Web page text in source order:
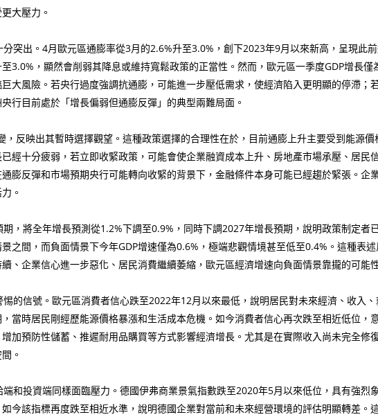
大壓力。
突出。4月歐元區通膨率從3月的2.6%升至3.0%，創下2023年9月以來新高，呈現此
3.0%，顯然會削弱其降息或維持寬鬆政策的正當性。然而，歐元區一季度GDP增長
大風險。若央行過度強調抗通膨，可能進一步壓低需求，使經濟陷入更明顯的停滯；
行目前處於「增長偏弱但通膨反彈」的典型兩難局面。
反映出其暫時選擇觀望。這種政策選擇的合理性在於，目前通膨上升主要受到能源
經十分疲弱，若立即收緊政策，可能會使企業融資成本上升、房地產市場承壓、居
膨反彈和市場預期央行可能轉向收緊的背景下，金融條件本身可能已經趨於緊張。企
。
，將全年增長預測從1.2%下調至0.9%，同時下調2027年增長預期，說明政策制定者
之間，而負面情景下今年GDP增速僅為0.6%，極端悲觀情境甚至低至0.4%。這種表
、企業信心進一步惡化、居民消費繼續萎縮，歐元區經濟增速向負面情景靠攏的可能
的信號。歐元區消費者信心跌至2022年12月以來最低，說明居民對未來經濟、收入
當時居民剛經歷能源價格暴漲和生活成本危機。如今消費者信心再次跌至相近低位
加預防性儲蓄、推遲耐用品購買等方式影響經濟增長。尤其是在實際收入尚未完全
。
和投資端同樣面臨壓力。德國伊弗商業景氣指數跌至2020年5月以來低位，具有強烈
今該指標再度跌至相近水準，說明德國企業對當前和未來經營環境的評估明顯轉差